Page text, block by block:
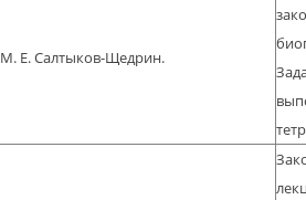
М. Е. Салтыков-Щедрин.